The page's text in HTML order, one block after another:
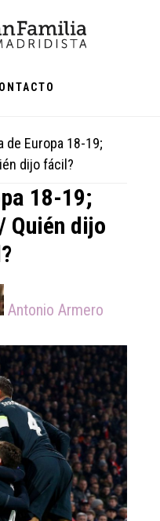
de Europa 18-19;
dijo fácil?
18-19;
Quién dijo
Antonio Armero